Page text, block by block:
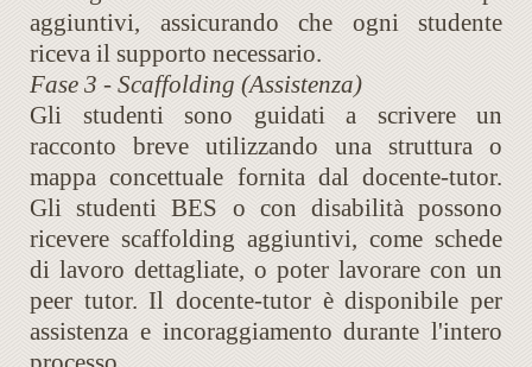
aggiuntivi, assicurando che ogni studente
riceva il supporto necessario.
Fase 3 - Scaffolding (Assistenza)
Gli studenti sono guidati a scrivere un
racconto breve utilizzando una struttura o
mappa concettuale fornita dal docente-tutor.
Gli studenti BES o con disabilità possono
ricevere scaffolding aggiuntivi, come schede
di lavoro dettagliate, o poter lavorare con un
peer tutor. Il docente-tutor è disponibile per
assistenza e incoraggiamento durante l'intero